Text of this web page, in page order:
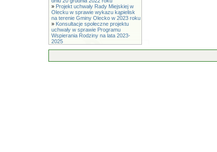
» Projekt uchwały Rady Miejskiej w
Olecku w sprawie wykazu kąpielisk
na terenie Gminy Olecko w 2023 roku
» Konsultacje społeczne projektu
uchwały w sprawie Programu
Wspierania Rodziny na lata 2023-
2025